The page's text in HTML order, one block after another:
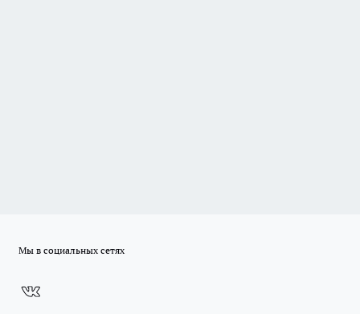
Мы в социальных сетях